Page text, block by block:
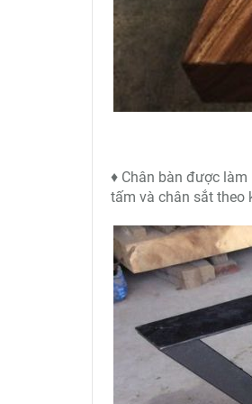
♦ Chân bàn được
tấm và chân sắt theo